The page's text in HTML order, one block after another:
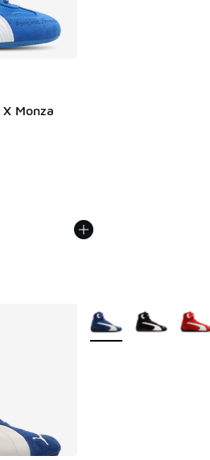
Monza
Prix en baisse de € 129,99 à
Plus de couleurs